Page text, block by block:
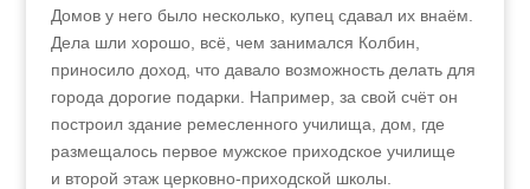
Домов у него было несколько, купец сдавал их внаём.
Дела шли хорошо, всё, чем занимался Колбин,
приносило доход, что давало возможность делать для
города дорогие подарки. Например, за свой счёт он
построил здание ремесленного училища, дом, где
размещалось первое мужское приходское училище
и второй этаж церковно-приходской школы.